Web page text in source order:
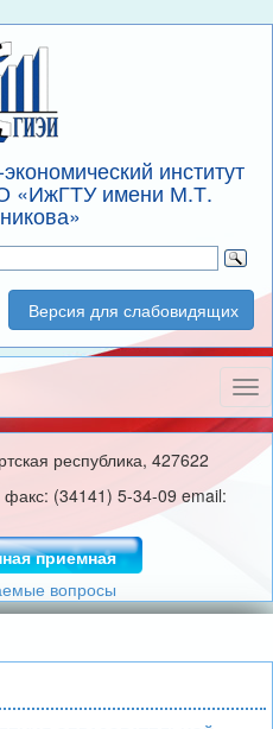
институт
«ИжГТУ имени М.Т.
Версия для слабовидящих
республика, 427622
(34141) 5-34-09 email:
приемная
вопросы